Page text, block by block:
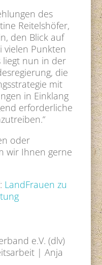
des
Reitelshöfer,
den Blick auf
vielen Punkten
liegt nun in der
die
mit
in Einklang
erforderliche
oder
wir Ihnen gerne
LandFrauen zu
e.V. (dlv)
| Anja